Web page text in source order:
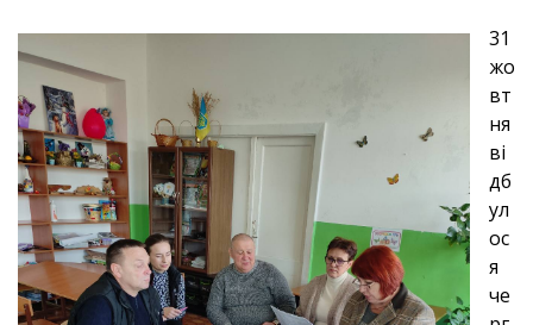
31
жо
вт
ня
ві
дб
ул
ос
я
че